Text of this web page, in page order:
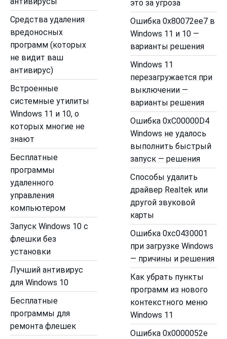
Средства удаления
вредоносных
программ (которых
не видит ваш
антивирус)
Встроенные
системные утилиты
Windows 11 и 10, о
которых многие не
знают
Бесплатные
программы
удаленного
управления
компьютером
Запуск Windows 10 с
флешки без
установки
Лучший антивирус
для Windows 10
Бесплатные
программы для
ремонта флешек
это за угроза
Ошибка 0x80072ee7 в
Windows 11 и 10 —
варианты решения
Windows 11
перезагружается при
выключении —
варианты решения
Ошибка 0xC00000D4
Windows не удалось
выполнить быстрый
запуск — решения
Способы удалить
драйвер Realtek или
другой звуковой
карты
Ошибка 0xc0430001
при загрузке Windows
— причины и решения
Как убрать пункты
программ из нового
контекстного меню
Windows 11
Ошибка 0x0000052e